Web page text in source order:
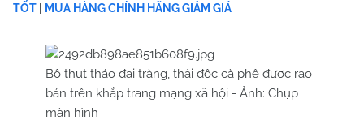
TỐT
MUA HÀNG CHÍNH HÃNG GIẢM GIÁ
Bộ thụt tháo đại tràng, thải độc cà phê được rao
bán trên khắp trang mạng xã hội - Ảnh: Chụp
màn hình